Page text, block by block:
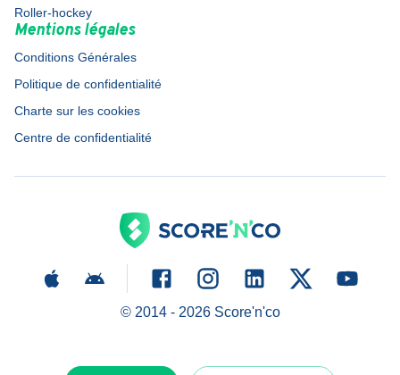
Roller-hockey
Mentions légales
Conditions Générales
Politique de confidentialité
Charte sur les cookies
Centre de confidentialité
© 2014 - 2026Score'n'co